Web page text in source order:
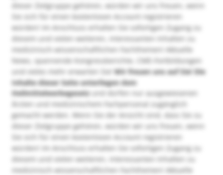
dieser Zielgruppe gehören, würden wir uns freuen, wenn
Sie sich für einen kostenlosen Account registrieren
würden! Im Anschluss erhalten Sie sofortigen Zugang zu
diesem und vielen weiteren, interessanten Inhalten zu
medizinisch-wissenschaftlichen Fachthemen! Aktuelle
News, spannende Kongressberichte, CME-Fortbildungen
und vieles mehr erwarten Sie!Wir freuen uns auf Sie! Die
Inhalte dieser Seite unterliegen dem
Heilmittelwerbegesetzund dürfen nur ausgewiesenen
Ärzten und medizinischem Fachpersonal zugänglich
gemacht werden. Wenn Sie der Ansicht sind, dass Sie zu
dieser Zielgruppe gehören, würden wir uns freuen, wenn
Sie sich für einen kostenlosen Account registrieren
würden! Im Anschluss erhalten Sie sofortigen Zugang zu
diesem und vielen weiteren, interessanten Inhalten zu
medizinisch-wissenschaftlichen Fachthemen! Aktuelle